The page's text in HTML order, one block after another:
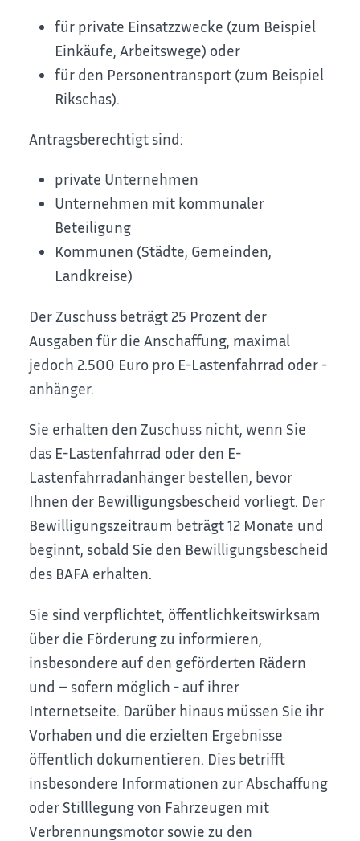
für private Einsatzzwecke (zum Beispiel
Einkäufe, Arbeitswege) oder
für den Personentransport (zum Beispiel
Rikschas).
Antragsberechtigt sind:
private Unternehmen
Unternehmen mit kommunaler
Beteiligung
Kommunen (Städte, Gemeinden,
Landkreise)
Der Zuschuss beträgt 25 Prozent der
Ausgaben für die Anschaffung, maximal
jedoch 2.500 Euro pro E-Lastenfahrrad oder -
anhänger.
Sie erhalten den Zuschuss nicht, wenn Sie
das E-Lastenfahrrad oder den E-
Lastenfahrradanhänger bestellen, bevor
Ihnen der Bewilligungsbescheid vorliegt. Der
Bewilligungszeitraum beträgt 12 Monate und
beginnt, sobald Sie den Bewilligungsbescheid
des BAFA erhalten.
Sie sind verpflichtet, öffentlichkeitswirksam
über die Förderung zu informieren,
insbesondere auf den geförderten Rädern
und – sofern möglich - auf ihrer
Internetseite. Darüber hinaus müssen Sie ihr
Vorhaben und die erzielten Ergebnisse
öffentlich dokumentieren. Dies betrifft
insbesondere Informationen zur Abschaffung
oder Stilllegung von Fahrzeugen mit
Verbrennungsmotor sowie zu den